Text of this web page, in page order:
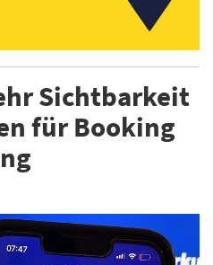
Sichtbarkeit
für Booking